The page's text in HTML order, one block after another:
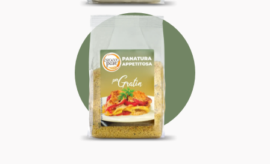
APPETITOSA
SAPORITA
IRRESISTIBILE